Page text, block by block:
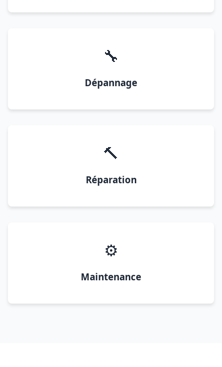
🔧
Dépannage
🔨
Réparation
⚙️
Maintenance